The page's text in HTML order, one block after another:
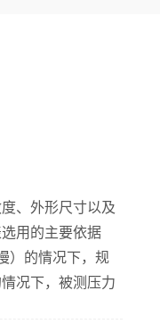
、外形尺寸以及
用的主要依据
）的情况下，规
况下，被测压力